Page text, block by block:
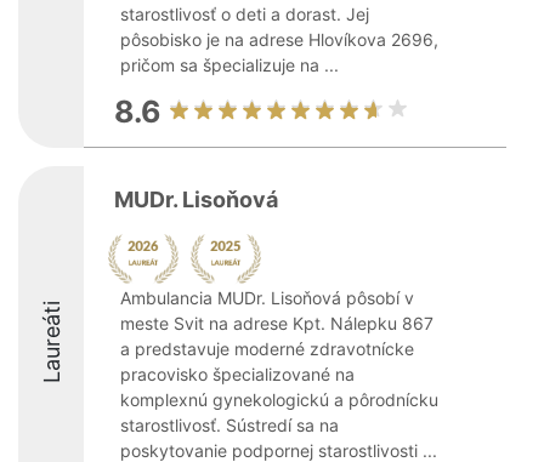
starostlivosť o deti a dorast. Jej
pôsobisko je na adrese Hlovíkova 2696,
pričom sa špecializuje na ...
8.6
Laureáti
MUDr. Lisoňová
Ambulancia MUDr. Lisoňová pôsobí v
meste Svit na adrese Kpt. Nálepku 867
a predstavuje moderné zdravotnícke
pracovisko špecializované na
komplexnú gynekologickú a pôrodnícku
starostlivosť. Sústredí sa na
poskytovanie podpornej starostlivosti ...